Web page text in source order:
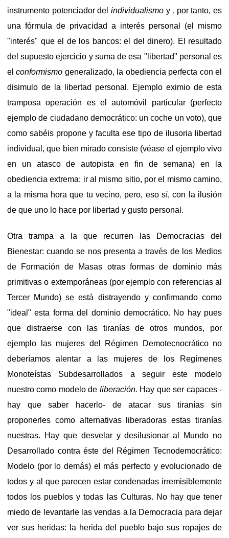
instrumento potenciador del individualismo y , por tanto, es
una fórmula de privacidad a interés personal (el mismo
"interés" que el de los bancos: el del dinero). El resultado
del supuesto ejercicio y suma de esa "libertad" personal es
elconformismo generalizado, la obediencia perfecta con el
disimulo de la libertad personal. Ejemplo eximio de esta
tramposa operación es el automóvil particular (perfecto
ejemplo de ciudadano democrático: un coche un voto), que
como sabéis propone y faculta ese tipo de ilusoria libertad
individual, que bien mirado consiste (véase el ejemplo vivo
en un atasco de autopista en fin de semana) en la
obediencia extrema: ir al mismo sitio, por el mismo camino,
a la misma hora que tu vecino, pero, eso sí, con la ilusión
de que uno lo hace por libertad y gusto personal.
Otra trampa a la que recurren las Democracias del
Bienestar: cuando se nos presenta a través de los Medios
de Formación de Masas otras formas de dominio más
primitivas o extemporáneas (por ejemplo con referencias al
Tercer Mundo) se está distrayendo y confirmando como
"ideal" esta forma del dominio democrático. No hay pues
que distraerse con las tiranías de otros mundos, por
ejemplo las mujeres del Régimen Demotecnocrático no
deberíamos alentar a las mujeres de los Regímenes
Monoteístas Subdesarrollados a seguir este modelo
nuestro como modelo de liberación. Hay que ser capaces -
hay que saber hacerlo- de atacar sus tiranías sin
proponerles como alternativas liberadoras estas tiranías
nuestras. Hay que desvelar y desilusionar al Mundo no
Desarrollado contra éste del Régimen Tecnodemocrático:
Modelo (por lo demás) el más perfecto y evolucionado de
todos y al que parecen estar condenadas irremisiblemente
todos los pueblos y todas las Culturas. No hay que tener
miedo de levantarle las vendas a la Democracia para dejar
ver sus heridas: la herida del pueblo bajo sus ropajes de